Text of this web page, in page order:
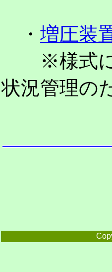
・ 増圧装
※様式に
状況管理の